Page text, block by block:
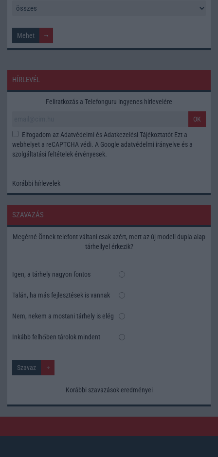
HÍRLEVÉL
Feliratkozás a Telefonguru ingyenes hírlevelére
OK
Elfogadom az Adatvédelmi és Adatkezelési Tájékoztatót Ezt a
webhelyet a reCAPTCHA védi. A Google adatvédelmi irányelve és a
szolgáltatási feltételek érvényesek.
Korábbi hírlevelek
SZAVAZÁS
Megérné Önnek telefont váltani csak azért, mert az új modell dupla alap
tárhellyel érkezik?
Igen, a tárhely nagyon fontos
Talán, ha más fejlesztések is vannak
Nem, nekem a mostani tárhely is elég
Inkább felhőben tárolok mindent
Korábbi szavazások eredményei